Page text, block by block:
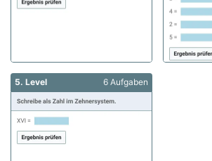
5. Level 6 Aufgaben